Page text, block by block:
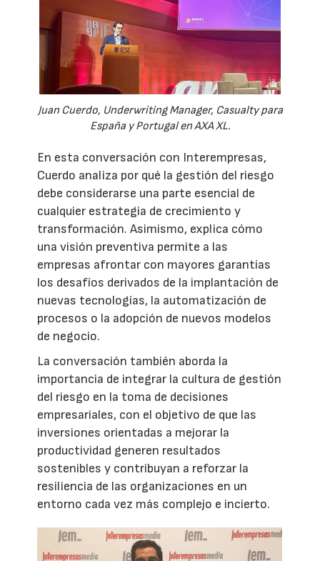
Juan Cuerdo, Underwriting Manager, Casualty para
España y Portugal en AXA XL.
En esta conversación con Interempresas,
Cuerdo analiza por qué la gestión del riesgo
debe considerarse una parte esencial de
cualquier estrategia de crecimiento y
transformación. Asimismo, explica cómo
una visión preventiva permite a las
empresas afrontar con mayores garantías
los desafíos derivados de la implantación de
nuevas tecnologías, la automatización de
procesos o la adopción de nuevos modelos
de negocio.
La conversación también aborda la
importancia de integrar la cultura de gestión
del riesgo en la toma de decisiones
empresariales, con el objetivo de que las
inversiones orientadas a mejorar la
productividad generen resultados
sostenibles y contribuyan a reforzar la
resiliencia de las organizaciones en un
entorno cada vez más complejo e incierto.